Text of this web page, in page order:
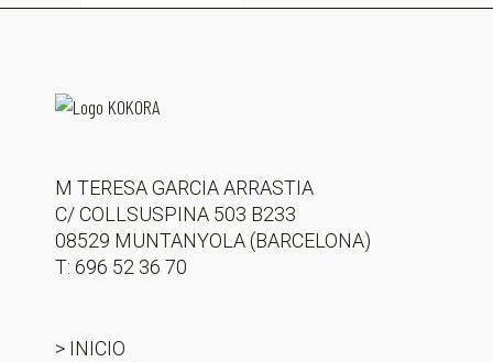
M TERESA GARCIA ARRASTIA
C/ COLLSUSPINA 503 B233
08529 MUNTANYOLA (BARCELONA)
T: 696 52 36 70
> INICIO